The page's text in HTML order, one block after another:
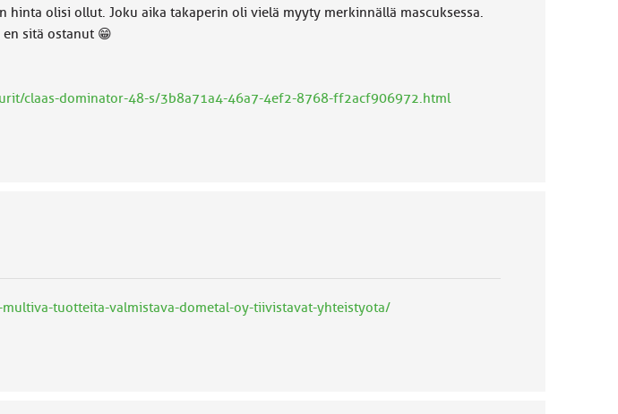
olisi ollut. Joku aika takaperin oli vielä myyty merkinnällä mascuksessa.
sitä ostanut 😁
claas-dominator-48-s/3b8a71a4-46a7-4ef2-8768-ff2acf906972.html
tuotteita-valmistava-dometal-oy-tiivistavat-yhteistyota/